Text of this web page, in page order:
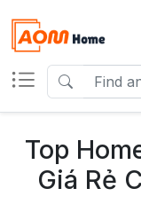
Top
Giá Rẻ